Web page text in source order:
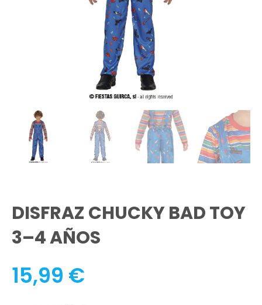
DISFRAZ CHUCKY BAD TOY
3–4 AÑOS
15,99 €